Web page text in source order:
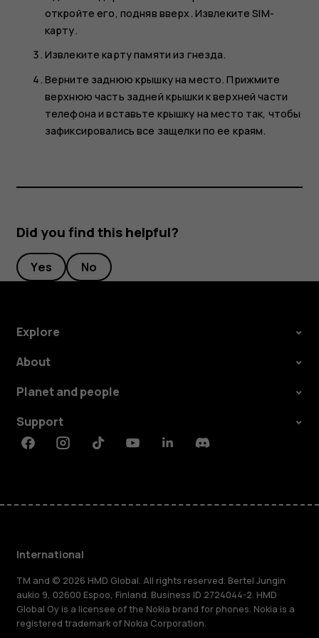
откройте его, подняв вверх. Извлеките SIM-
карту.
Извлеките карту памяти из гнезда.
Верните заднюю крышку на место. Прижмите
верхнюю часть задней крышки к верхней части
телефона и вставьте крышку на место так, чтобы
зафиксировались все защелки по ее краям.
Did you find this helpful?
Yes No
Explore
About
Planet and people
Support
FacebookInstagramTiktokYoutubeLinkedinDiscord
International
TM and © 2026 HMD Global. All rights reserved. Bertel Jungin
aukio 9, 02600 Espoo, Finland. Business ID 2724044-2. HMD
Global Oy is a licensee of the Nokia brand for phones. Nokia is a
registered trademark of Nokia Corporation.